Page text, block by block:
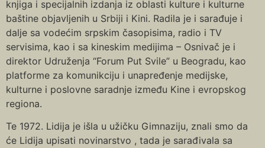
knjiga i specijalnih izdanja iz oblasti kulture i kulturne
baštine objavljenih u Srbiji i Kini. Radila je i sarađuje i
dalje sa vodećim srpskim časopisima, radio i TV
servisima, kao i sa kineskim medijima – Osnivač je i
direktor Udruženja “Forum Put Svile” u Beogradu, kao
platforme za komunikciju i unapređenje medijske,
kulturne i poslovne saradnje između Kine i evropskog
regiona.
Te 1972. Lidija je išla u užičku Gimnaziju, znali smo da
će Lidija upisati novinarstvo , tada je sarađivala sa